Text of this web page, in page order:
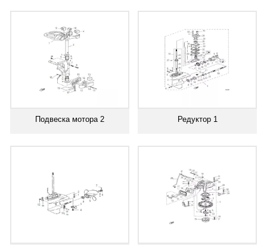
Подвеска мотора 2 Редуктор 1